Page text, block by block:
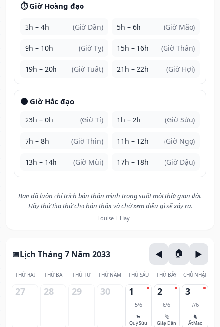
⏱️ Giờ Hoàng đạo
3h – 4h (Giờ Dần) 5h – 6h (Giờ Mão)
9h – 10h (Giờ Tỵ) 15h – 16h (Giờ Thân)
19h – 20h (Giờ Tuất) 21h – 22h (Giờ Hợi)
🌑 Giờ Hắc đạo
23h – 0h (Giờ Tí) 1h – 2h (Giờ Sửu)
7h – 8h (Giờ Thìn) 11h – 12h (Giờ Ngọ)
13h – 14h (Giờ Mùi) 17h – 18h (Giờ Dậu)
Bạn đã luôn chỉ trích bản thân mình trong suốt một thời gian dài.
Hãy thử tha thứ cho bản thân và chờ xem điều gì sẽ xảy ra.
— Louise L.Hay
Lịch Tháng 7 Năm 2033
THỨ HAI THỨ BA THỨ TƯ THỨ NĂM THỨ SÁU THỨ BẢY CHỦ NHẬT
27 28 29 30 1
5/6
🐂
Quý Sửu
2
6/6
🐅
Giáp Dần
3
7/6
🐈
Ất Mão